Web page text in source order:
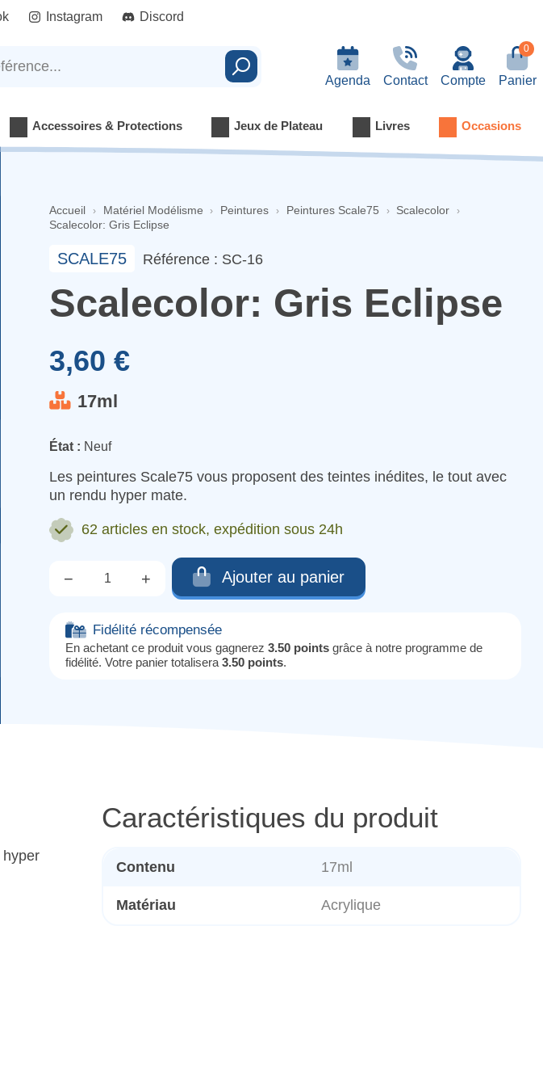
Instagram Discord
Agenda Contact
Rechercher Compte
0
Panier
Accessoires & Protections Jeux de Plateau Livres Occasions
Accueil Matériel Modélisme Peintures Peintures Scale75
Scalecolor
Scalecolor: Gris Eclipse
SCALE75 Référence : SC-16
Scalecolor: Gris Eclipse
3,60 €
17ml
État : Neuf
Les peintures Scale75 vous proposent des teintes inédites, le tout avec
un rendu hyper mate.
62 articles en stock, expédition sous 24h
− + Ajouter au panier
Fidélité récompensée
En achetant ce produit vous gagnerez 3.50 points grâce à notre programme de
fidélité. Votre panier totalisera 3.50 points.
Caractéristiques du produit
Contenu 17ml
Matériau Acrylique